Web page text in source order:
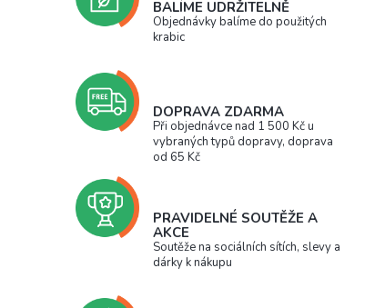
BALÍME UDRŽITELNĚ
Objednávky balíme do použitých
krabic
DOPRAVA ZDARMA
Při objednávce nad 1 500 Kč u
vybraných typů dopravy, doprava
od 65 Kč
PRAVIDELNÉ SOUTĚŽE A
AKCE
Soutěže na sociálních sítích, slevy a
dárky k nákupu